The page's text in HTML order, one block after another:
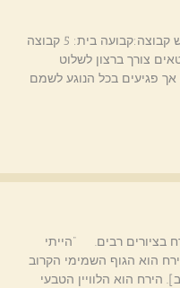
מזל אריה הורוסקופ לשנת 2027-2026 הסימן האסטרולוגי: שליט:שמש - יסוד : אש קבוצה:קבועה בית: 5 קבוצה
מבטאים צורך ברצון לשלוט
אך פגיעים בכל הנוגע לשמם
הירח בציורים רבים. "הייתי
הוא הגוף השמימי הקרוב
הוא הלוויין הטבעי